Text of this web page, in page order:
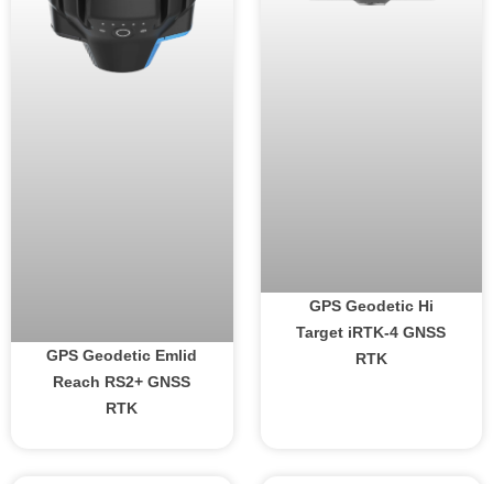
GPS Geodetic Emlid
Reach RS2+ GNSS
RTK
GPS Geodetic Hi
Target iRTK-4 GNSS
RTK